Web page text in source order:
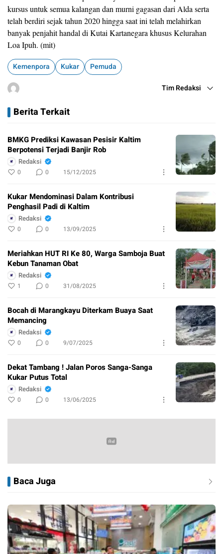
kursus untuk semua kalangan dan murni gagasan dari Alda serta
telah berdiri sejak tahun 2020 hingga saat ini telah melahirkan
banyak penjahit handal di Kutai Kartanegara khusus Kelurahan
Loa Ipuh. (mit)
Kemenpora Kukar Pemuda
Tim Redaksi
Berita Terkait
BMKG Prediksi Kawasan Pesisir Kaltim
Berpotensi Terjadi Banjir Rob
Redaksi
0 0 15/12/2025
Kukar Mendominasi Dalam Kontribusi
Penghasil Padi di Kaltim
Redaksi
0 0 13/09/2025
Meriahkan HUT RI Ke 80, Warga Samboja Buat
Kebun Tanaman Obat
Redaksi
1 0 31/08/2025
Bocah di Marangkayu Diterkam Buaya Saat
Memancing
Redaksi
0 0 9/07/2025
Dekat Tambang ! Jalan Poros Sanga-Sanga
Kukar Putus Total
Redaksi
0 0 13/06/2025
Baca Juga